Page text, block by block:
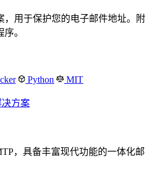
，用于保护您的电子邮件地址。附
。
Python MIT
方案
，具备丰富现代功能的一体化邮